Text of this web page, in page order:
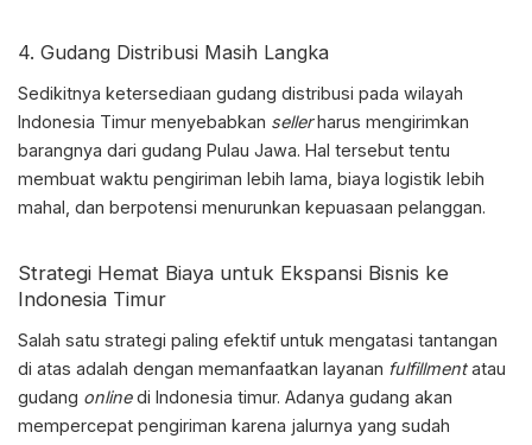
4. Gudang Distribusi Masih Langka
Sedikitnya ketersediaan gudang distribusi pada wilayah
Indonesia Timur menyebabkan sellerharus mengirimkan
barangnya dari gudang Pulau Jawa. Hal tersebut tentu
membuat waktu pengiriman lebih lama, biaya logistik lebih
mahal, dan berpotensi menurunkan kepuasaan pelanggan.
Strategi Hemat Biaya untuk Ekspansi Bisnis ke
Indonesia Timur
Salah satu strategi paling efektif untuk mengatasi tantangan
di atas adalah dengan memanfaatkan layanan fulfillmentatau
gudang onlinedi Indonesia timur. Adanya gudang akan
mempercepat pengiriman karena jalurnya yang sudah